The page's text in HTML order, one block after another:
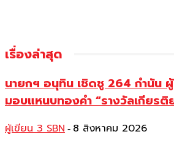
เรื่องล่าสุด
นายกฯ อนุทิน เชิดชู 264 กำนัน
มอบแหนบทองคำ “รางวัลเกียรติ
ผู้เขียน 3 SBN - 8 สิงหาคม 2026